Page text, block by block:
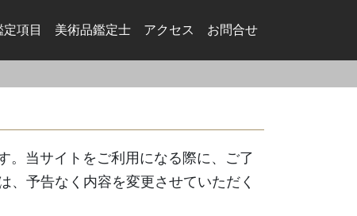
項目 美術品鑑定⼠ アクセス お問合せ
。当サイトをご利用になる際に、ご了
、予告なく内容を変更させていただく